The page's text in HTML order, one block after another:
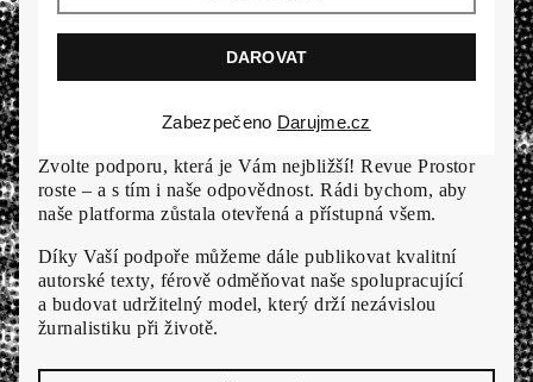
Zvolte podporu, která je Vám nejbližší! Revue Prostor
roste – a s tím i naše odpovědnost. Rádi bychom, aby
naše platforma zůstala otevřená a přístupná všem.
Díky Vaší podpoře můžeme dále publikovat kvalitní
autorské texty, férově odměňovat naše spolupracující
a budovat udržitelný model, který drží nezávislou
žurnalistiku při životě.
Zabezpečeno Darujme.cz